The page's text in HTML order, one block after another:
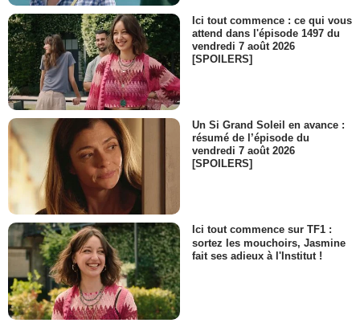
Ici tout commence : ce qui vous
attend dans l'épisode 1497 du
vendredi 7 août 2026
[SPOILERS]
Un Si Grand Soleil en avance :
résumé de l’épisode du
vendredi 7 août 2026
[SPOILERS]
Ici tout commence sur TF1 :
sortez les mouchoirs, Jasmine
fait ses adieux à l'Institut !